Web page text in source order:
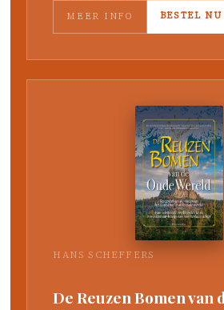
MEER INFO BESTEL NU
HANS SCHEFFERS
De Reuzen Bomen van